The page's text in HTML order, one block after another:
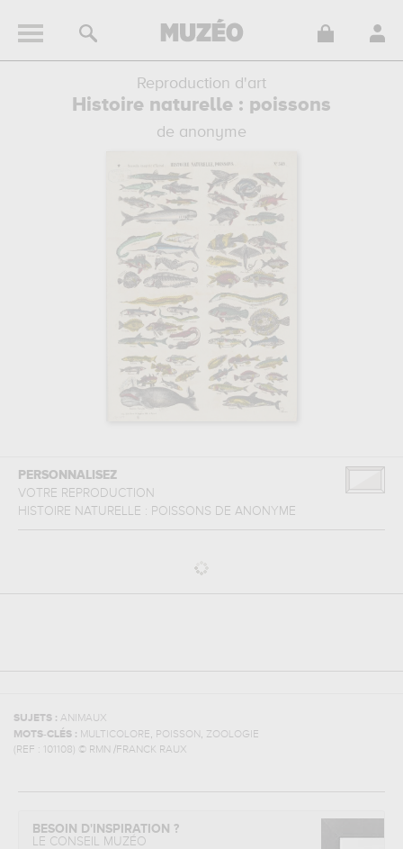
Reproduction d'art
Histoire naturelle : poissons
de anonyme
PERSONNALISEZ
VOTRE REPRODUCTION
HISTOIRE NATURELLE : POISSONS DE ANONYME
SUJETS : ANIMAUX
MOTS-CLÉS : MULTICOLORE, POISSON , ZOOLOGIE
(REF :
101108) © RMN /FRANCK RAUX
BESOIN D'INSPIRATION ?
LE CONSEIL MUZÉO